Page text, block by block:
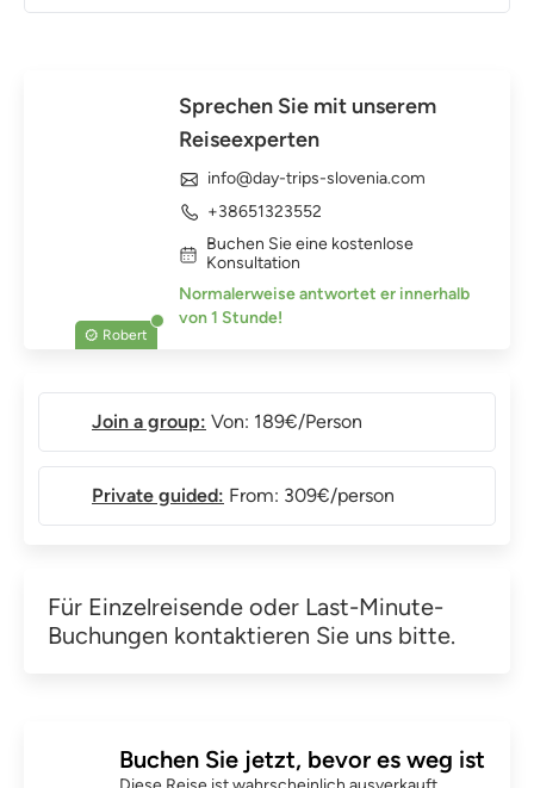
Robert
Sprechen Sie mit unserem
Reiseexperten
info@day-trips-slovenia.com
+38651323552
Buchen Sie eine kostenlose
Konsultation
Normalerweise antwortet er innerhalb
von 1 Stunde!
Join a group: Von: 189€/Person
Private guided: From: 309€/person
Für Einzelreisende oder Last-Minute-
Buchungen kontaktieren Sie uns bitte.
Buchen Sie jetzt, bevor es weg ist